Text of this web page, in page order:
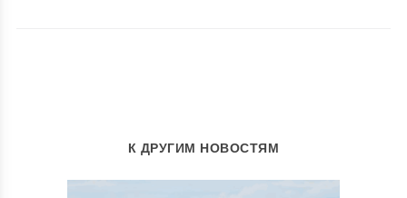
К ДРУГИМ НОВОСТЯМ